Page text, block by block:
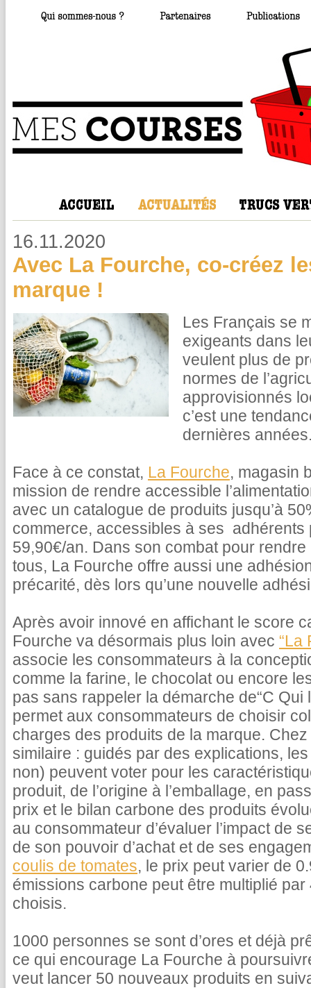
16.11.2020
Avec La Fourche, co-créez
marque !
Les Français se
exigeants dans
veulent plus de
normes de
approvisionnés
c’est une
dernières
Face à ce constat, La Fourche, magasin
mission de rendre accessible
avec un catalogue de produits jusqu’à
commerce, accessibles à ses adhérents
59,90€/an. Dans son combat pour
tous, La Fourche offre aussi une
précarité, dès lors qu’une nouvelle
Après avoir innové en affichant le score
Fourche va désormais plus loin avec “La
associe les consommateurs à la
comme la farine, le chocolat ou encore
pas sans rappeler la démarche de“C Qui
permet aux consommateurs de choisir
charges des produits de la marque.
similaire : guidés par des explications,
non) peuvent voter pour les
produit, de l’origine à l’emballage, en
prix et le bilan carbone des produits
au consommateur d’évaluer l’impact de
de son pouvoir d’achat et de ses
coulis de tomates, le prix peut varier de
émissions carbone peut être multiplié
choisis.
1000 personnes se sont d’ores et déjà
ce qui encourage La Fourche à
veut lancer 50 nouveaux produits en